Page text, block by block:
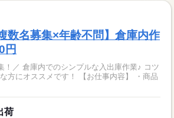
数名募集×年齢不問】倉庫内作
円
作業♪ コツ
メです！ 【お仕事内容】 ・商品
荷